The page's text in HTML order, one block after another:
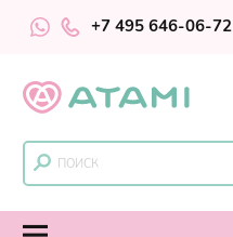
+7 495 646-06-72